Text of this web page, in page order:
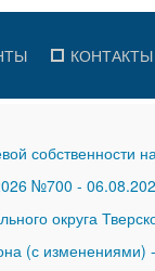
КОНТАКТЫ
собственности
№700 -
округа
(с изменениями) -